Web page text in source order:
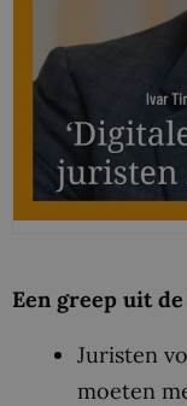
Een greep uit
Juristen
moeten